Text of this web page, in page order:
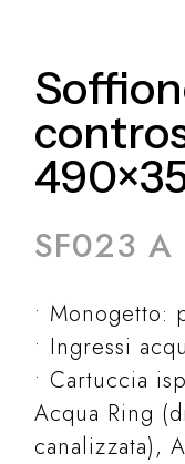
SF023 A
Monogetto:
Ingressi
Cartuccia
Acqua Ring
canalizzata),